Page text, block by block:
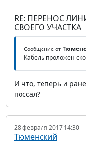
RE: ПЕРЕНОС
СВОЕГО УЧАСТКА
Сообщение от
Кабель проложен
И что, теперь и
поссал?
28 февраля 2017 14:30
Тюменский